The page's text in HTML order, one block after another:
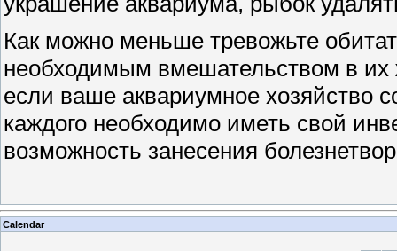
Как можно меньше тревожьте
необходимым вмешательством в
если ваше аквариумное хозяйство
каждого необходимо иметь свой
возможность занесения
Calendar